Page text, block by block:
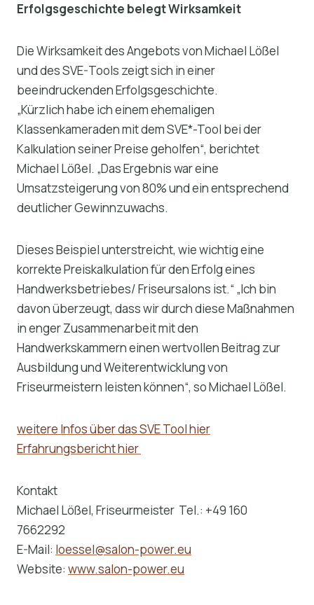
Erfolgsgeschichte belegt Wirksamkeit
Die Wirksamkeit des Angebots von Michael Lößel
und des SVE-Tools zeigt sich in einer
beeindruckenden Erfolgsgeschichte.
„Kürzlich habe ich einem ehemaligen
Klassenkameraden mit dem SVE*-Tool bei der
Kalkulation seiner Preise geholfen“, berichtet
Michael Lößel. „Das Ergebnis war eine
Umsatzsteigerung von 80% und ein entsprechend
deutlicher Gewinnzuwachs.
Dieses Beispiel unterstreicht, wie wichtig eine
korrekte Preiskalkulation für den Erfolg eines
Handwerksbetriebes/ Friseursalons ist.“ „Ich bin
davon überzeugt, dass wir durch diese Maßnahmen
in enger Zusammenarbeit mit den
Handwerkskammern einen wertvollen Beitrag zur
Ausbildung und Weiterentwicklung von
Friseurmeistern leisten können“, so Michael Lößel.
weitere Infos über das SVE Tool hier
Erfahrungsbericht hier
Kontakt
Michael Lößel, Friseurmeister Tel.: +49 160
7662292
E-Mail: loessel@salon-power.eu
Website: www.salon-power.eu